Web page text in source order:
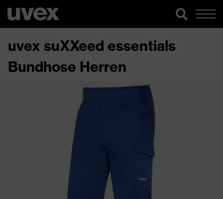
uvex suXXeed essentials
Bundhose Herren